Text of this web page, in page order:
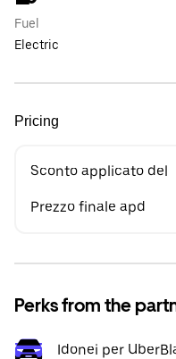
Fuel
Electric
Pricing
Sconto applicato del
Prezzo finale apd
Perks from the
Idonei per